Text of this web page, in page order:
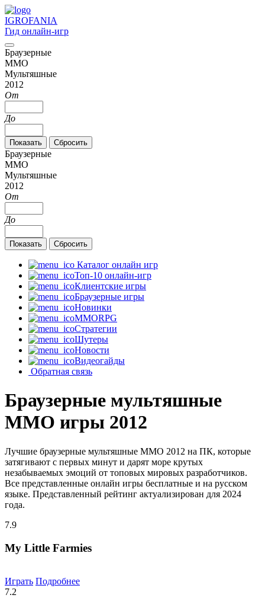
IGROFANIA
Гид онлайн-игр
Браузерные
MMO
Мультяшные
2012
От
До
Браузерные
MMO
Мультяшные
2012
От
До
Каталог онлайн игр
Топ-10 онлайн-игр
Клиентские игры
Браузерные игры
Новинки
MMORPG
Стратегии
Шутеры
Новости
Видеогайды
Обратная связь
Браузерные мультяшные
MMO игры 2012
Лучшие браузерные мультяшные MMO 2012 на ПК, которые
затягивают с первых минут и дарят море крутых
незабываемых эмоций от топовых мировых разработчиков.
Все представленные онлайн игры бесплатные и на русском
языке. Представленный рейтинг актуализирован для 2024
года.
7.9
My Little Farmies
Играть Подробнее
7.2